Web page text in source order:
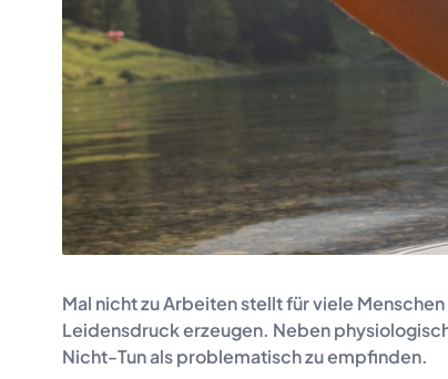
Mal nicht zu Arbeiten stellt für viele
Leidensdruck erzeugen. Neben
Nicht-Tun als problematisch zu empfinden.